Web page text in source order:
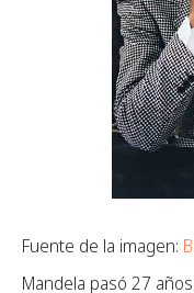
Fuente de la imagen:
Mandela pasó 27